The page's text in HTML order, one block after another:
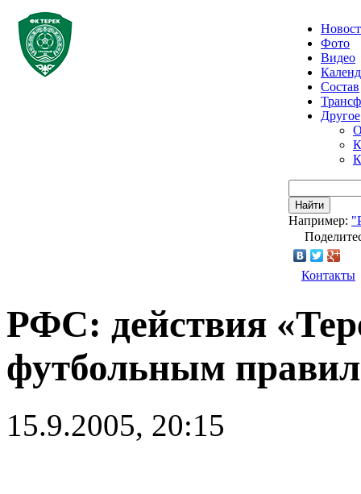
Фото
Видео
Состав
Другое
Найти
Например:
Контакты
РФС: действия
футбольным
15.9.2005, 20:15